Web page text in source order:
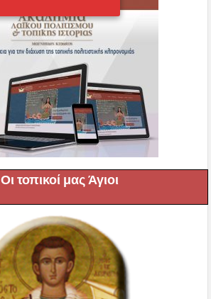
Οι τοπικοί μας Άγιοι